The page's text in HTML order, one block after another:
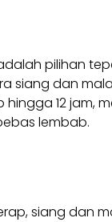
adalah pilihan
siang dan
12 jam,
lembab.
siang dan